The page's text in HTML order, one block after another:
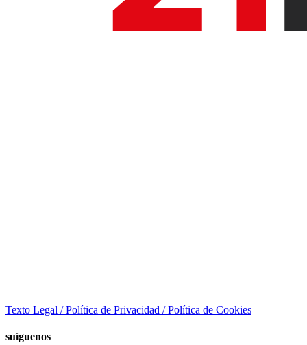
Texto Legal / Política de Privacidad / Política de Cookies
suíguenos